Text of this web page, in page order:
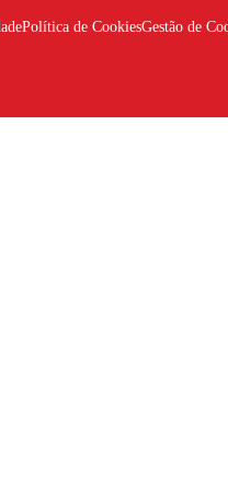
Política de CookiesGestão de